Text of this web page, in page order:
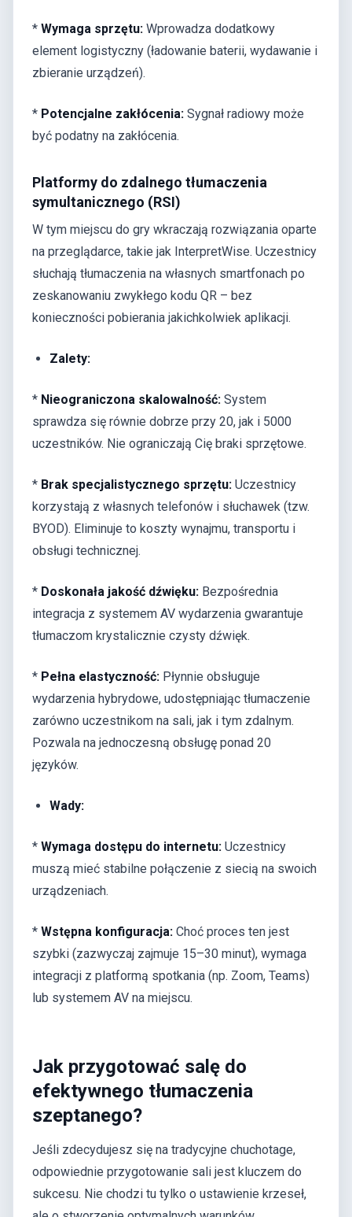
* Wymaga sprzętu: Wprowadza dodatkowy
element logistyczny (ładowanie baterii, wydawanie i
zbieranie urządzeń).
* Potencjalne zakłócenia: Sygnał radiowy może
być podatny na zakłócenia.
Platformy do zdalnego tłumaczenia
symultanicznego (RSI)
W tym miejscu do gry wkraczają rozwiązania oparte
na przeglądarce, takie jak InterpretWise. Uczestnicy
słuchają tłumaczenia na własnych smartfonach po
zeskanowaniu zwykłego kodu QR – bez
konieczności pobierania jakichkolwiek aplikacji.
Zalety:
* Nieograniczona skalowalność: System
sprawdza się równie dobrze przy 20, jak i 5000
uczestników. Nie ograniczają Cię braki sprzętowe.
* Brak specjalistycznego sprzętu: Uczestnicy
korzystają z własnych telefonów i słuchawek (tzw.
BYOD). Eliminuje to koszty wynajmu, transportu i
obsługi technicznej.
* Doskonała jakość dźwięku: Bezpośrednia
integracja z systemem AV wydarzenia gwarantuje
tłumaczom krystalicznie czysty dźwięk.
* Pełna elastyczność: Płynnie obsługuje
wydarzenia hybrydowe, udostępniając tłumaczenie
zarówno uczestnikom na sali, jak i tym zdalnym.
Pozwala na jednoczesną obsługę ponad 20
języków.
Wady:
* Wymaga dostępu do internetu: Uczestnicy
muszą mieć stabilne połączenie z siecią na swoich
urządzeniach.
* Wstępna konfiguracja: Choć proces ten jest
szybki (zazwyczaj zajmuje 15–30 minut), wymaga
integracji z platformą spotkania (np. Zoom, Teams)
lub systemem AV na miejscu.
Jak przygotować salę do
efektywnego tłumaczenia
szeptanego?
Jeśli zdecydujesz się na tradycyjne chuchotage,
odpowiednie przygotowanie sali jest kluczem do
sukcesu. Nie chodzi tu tylko o ustawienie krzeseł,